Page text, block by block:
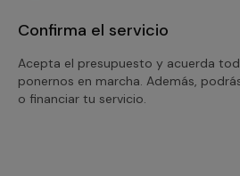
Confirma el servicio
Acepta el presupuesto y acuerda
ponernos en marcha. Además,
o financiar tu servicio.